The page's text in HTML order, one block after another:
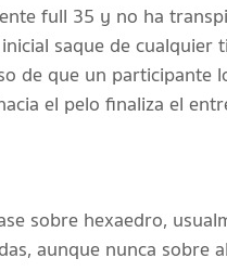
full 35 y no ha
saque de cualquier
que un participante
el pelo finaliza el
sobre hexaedro,
aunque nunca sobre